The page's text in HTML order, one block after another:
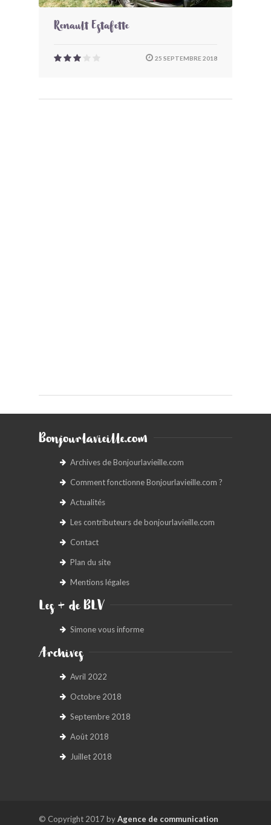
Renault Estafette
25 SEPTEMBRE 2018
Bonjourlavieille.com
Archives de Bonjourlavieille.com
Comment fonctionne Bonjourlavieille.com ?
Actualités
Les contributeurs de bonjourlavieille.com
Contact
Plan du site
Mentions légales
Les + de BLV
Simone vous informe
Archives
Avril 2022
Octobre 2018
Septembre 2018
Août 2018
Juillet 2018
© Copyright 2017 byAgence de communication